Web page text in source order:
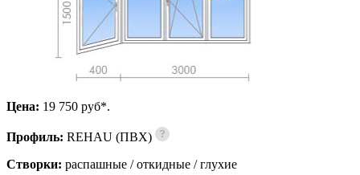
Цена: 19 750 pуб*.
Профиль: REHAU (ПВХ)
Створки: распашные / откидные / глухие